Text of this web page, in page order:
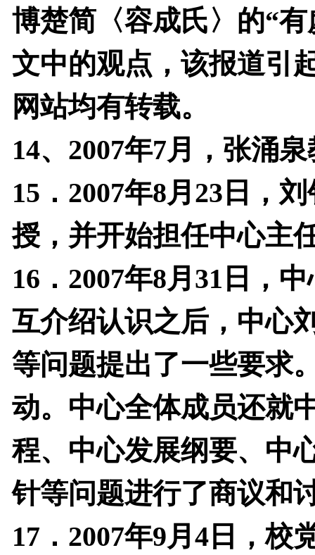
博楚简〈容成氏〉的“
文中的观点，该报道引
网站均有转载。
14、 2007年7月，张涌
15 ． 2007年8月 23 日，
授，并开始担任中心主
16 ． 2007年8月 31 日，
互介绍认识之后，中心
等问题提出了一些要求
动。中心全体成员还就
程、中心发展纲要、中
针等问题进行了商议和
17 ． 2007年9月4 日，校